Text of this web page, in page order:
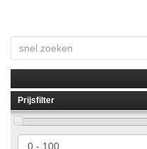
Prijsfilter